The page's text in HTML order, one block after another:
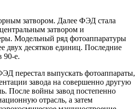
затвором. Далее ФЭД стала
затвором и
Модельный ряд фотоаппаратуры
двух десятков единиц. Последние
90-е.
перестал выпускать фотоаппараты,
завода на совершенно другую
После войны завод постепенно
отрасль, а затем